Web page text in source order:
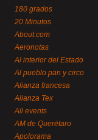
180 grados
20 Minutos
About.com
Aeronotas
Al interior del Estado
Al pueblo pan y circo
Alianza francesa
Alianza Tex
All events
AM de Querétaro
Apolorama